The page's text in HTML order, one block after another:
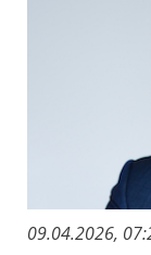
09.04.2026,